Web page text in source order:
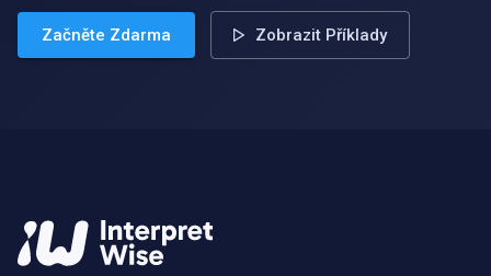
Začněte Zdarma Zobrazit Příklady